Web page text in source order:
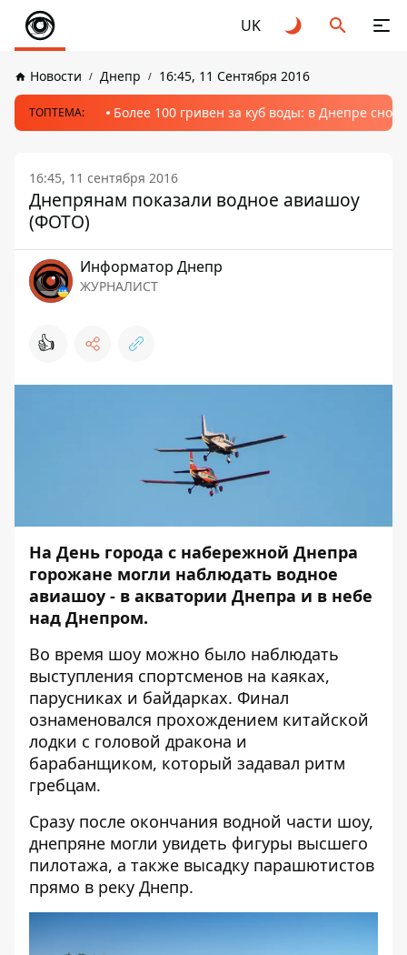
UK
Новости Днепр 16:45, 11 Сентября 2016
ТОПТЕМА: Более 100 гривен за куб воды: в Днепре
16:45, 11 сентября 2016
Днепрянам показали водное авиашоу
(ФОТО)
Информатор Днепр
ЖУРНАЛИСТ
👍
На День города с набережной Днепра
горожане могли наблюдать водное
авиашоу - в акватории Днепра и в небе
над Днепром.
Во время шоу можно было наблюдать
выступления спортсменов на каяках,
парусниках и байдарках. Финал
ознаменовался прохождением китайской
лодки с головой дракона и
барабанщиком, который задавал ритм
гребцам.
Сразу после окончания водной части шоу,
днепряне могли увидеть фигуры высшего
пилотажа, а также высадку парашютистов
прямо в реку Днепр.